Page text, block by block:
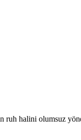
ruh halini olumsuz